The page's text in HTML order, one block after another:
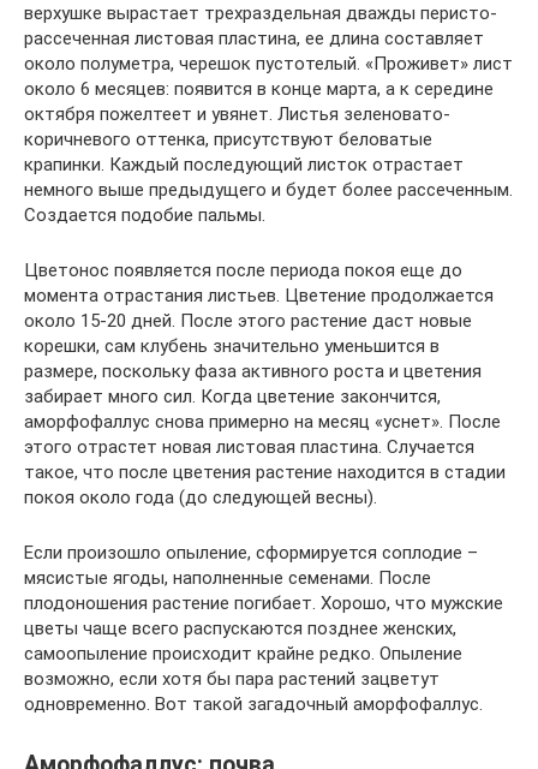
верхушке вырастает трехраздельная дважды перисто-
рассеченная листовая пластина, ее длина составляет
около полуметра, черешок пустотелый. «Проживет» лист
около 6 месяцев: появится в конце марта, а к середине
октября пожелтеет и увянет. Листья зеленовато-
коричневого оттенка, присутствуют беловатые
крапинки. Каждый последующий листок отрастает
немного выше предыдущего и будет более рассеченным.
Создается подобие пальмы.
Цветонос появляется после периода покоя еще до
момента отрастания листьев. Цветение продолжается
около 15-20 дней. После этого растение даст новые
корешки, сам клубень значительно уменьшится в
размере, поскольку фаза активного роста и цветения
забирает много сил. Когда цветение закончится,
аморфофаллус снова примерно на месяц «уснет». После
этого отрастет новая листовая пластина. Случается
такое, что после цветения растение находится в стадии
покоя около года (до следующей весны).
Если произошло опыление, сформируется соплодие –
мясистые ягоды, наполненные семенами. После
плодоношения растение погибает. Хорошо, что мужские
цветы чаще всего распускаются позднее женских,
самоопыление происходит крайне редко. Опыление
возможно, если хотя бы пара растений зацветут
одновременно. Вот такой загадочный аморфофаллус.